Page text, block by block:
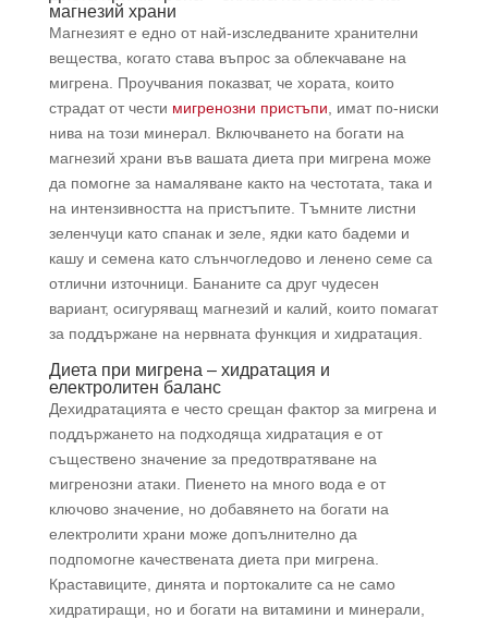
магнезий храни
Магнезият е едно от най-изследваните хранителни
вещества, когато става въпрос за облекчаване на
мигрена. Проучвания показват, че хората, които
страдат от чести мигренозни пристъпи , имат по-ниски
нива на този минерал. Включването на богати на
магнезий храни във вашата диета при мигрена може
да помогне за намаляване както на честотата, така и
на интензивността на пристъпите. Тъмните листни
зеленчуци като спанак и зеле, ядки като бадеми и
кашу и семена като слънчогледово и ленено семе са
отлични източници. Бананите са друг чудесен
вариант, осигуряващ магнезий и калий, които помагат
за поддържане на нервната функция и хидратация.
Диета при мигрена – хидратация и
електролитен баланс
Дехидратацията е често срещан фактор за мигрена и
поддържането на подходяща хидратация е от
съществено значение за предотвратяване на
мигренозни атаки. Пиенето на много вода е от
ключово значение, но добавянето на богати на
електролити храни може допълнително да
подпомогне качествената диета при мигрена.
Краставиците, динята и портокалите са не само
хидратиращи, но и богати на витамини и минерали,